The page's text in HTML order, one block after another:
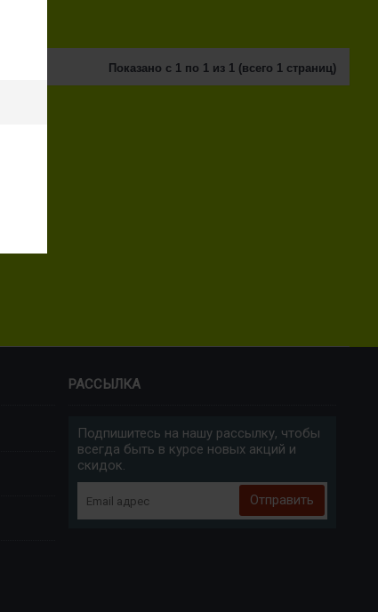
Показано с 1 по 1 из 1 (всего 1 страниц)
РАССЫЛКА
Подпишитесь на нашу рассылку, чтобы
всегда быть в курсе новых акций и
скидок.
Отправить